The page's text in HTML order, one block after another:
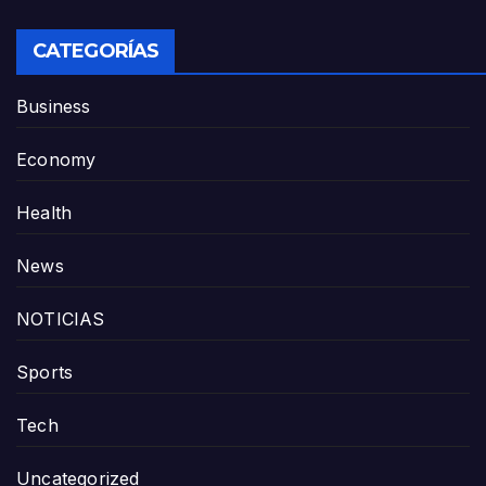
CATEGORÍAS
Business
Economy
Health
News
NOTICIAS
Sports
Tech
Uncategorized